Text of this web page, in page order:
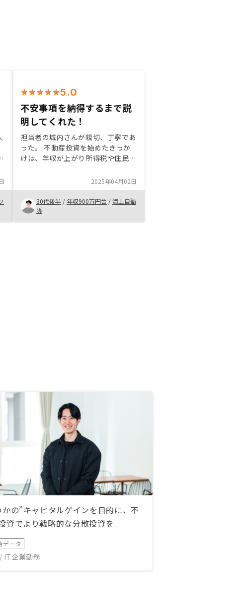
5.0
不安事項を納得するまで説
明してくれた！
担当者の城内さんが親切、丁寧であ
った。 不動産投資を始めたきっか
けは、年収が上がり所得税や住民税
また、担当者の城内さんが私自身の
家計状況をを把握し、それに見合っ
た物件を探してくれました。
2025年04月02日
30代後半 / 年収900万円台 /海上自衛
隊
かの”キャピタルゲインを目的に、不
資でより戦略的な分散投資を
データ
IT企業勤務